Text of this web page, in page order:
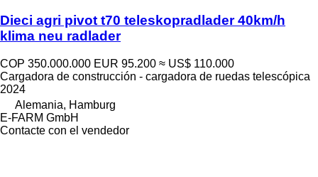
Dieci agri pivot t70 teleskopradlader 40km/h
klima neu radlader
COP 350.000.000 EUR 95.200 ≈ US$ 110.000
Cargadora de construcción - cargadora de ruedas telescópica
2024
Alemania, Hamburg
E-FARM GmbH
Contacte con el vendedor